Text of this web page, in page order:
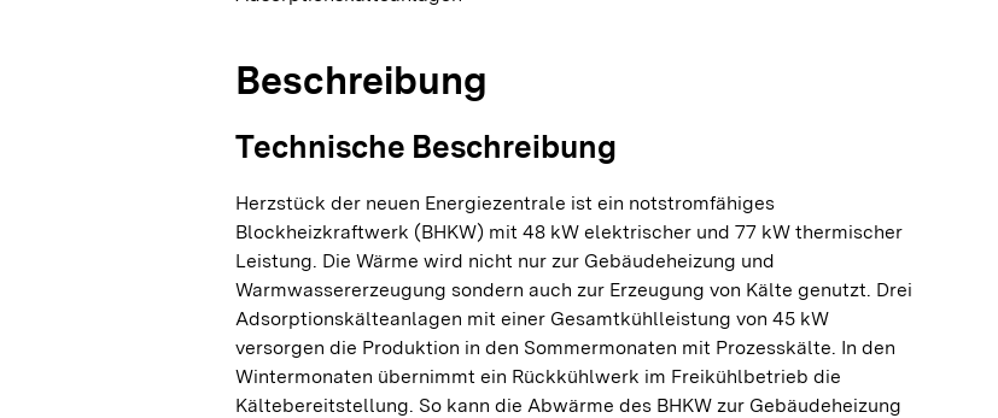
Beschreibung
Technische Beschreibung
Herzstück der neuen Energiezentrale ist ein notstromfähiges
Blockheizkraftwerk (BHKW) mit 48 kW elektrischer und 77 kW thermischer
Leistung. Die Wärme wird nicht nur zur Gebäudeheizung und
Warmwassererzeugung sondern auch zur Erzeugung von Kälte genutzt. Drei
Adsorptionskälteanlagen mit einer Gesamtkühlleistung von 45 kW
versorgen die Produktion in den Sommermonaten mit Prozesskälte. In den
Wintermonaten übernimmt ein Rückkühlwerk im Freikühlbetrieb die
Kältebereitstellung. So kann die Abwärme des BHKW zur Gebäudeheizung